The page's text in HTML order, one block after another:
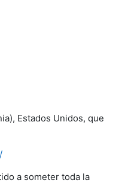
Estados Unidos, que
a someter toda la